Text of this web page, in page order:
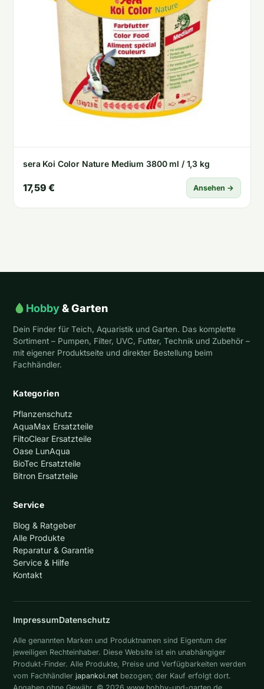
sera Koi Color Nature Medium 3800 ml / 1,3 kg
17,59 € Ansehen →
Hobby& Garten
Dein Finder für Teich, Aquaristik und Garten. Das komplette
Sortiment – Pumpen, Filter, UVC, Futter, Technik und Zubehör –
mit eigener Produktseite und direkter Bestellung beim
Fachhändler.
Kategorien
Pflanzenschutz
AquaMax Ersatzteile
FiltoClear Ersatzteile
Oase LunAqua
BioTec Ersatzteile
Bitron Ersatzteile
Service
Blog & Ratgeber
Alle Produkte
Reparatur & Garantie
Service & Hilfe
Kontakt
ImpressumDatenschutz
Alle genannten Marken und Produktnamen sind Eigentum der
jeweiligen Rechteinhaber. Diese Website ist ein unabhängiger
Produkt-Finder. Alle Produkte, Preise und Verfügbarkeiten werden
vom Fachhändler japankoi.net bezogen; der Kauf erfolgt dort.
Angaben ohne Gewähr. © 2026 www.hobby-und-garten.de